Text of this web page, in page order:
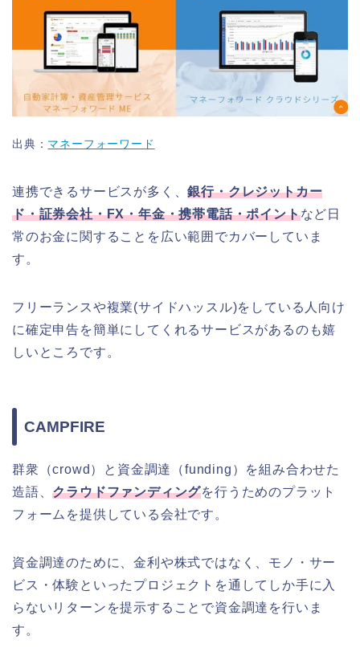
出典： マネーフォーワード
連携できるサービスが多く、銀行・クレジットカー
ド・証券会社・FX・年金・携帯電話・ポイントなど日
常のお金に関することを広い範囲でカバーしていま
す。
フリーランスや複業(サイドハッスル)をしている人向け
に確定申告を簡単にしてくれるサービスがあるのも嬉
しいところです。
CAMPFIRE
群衆（crowd）と資金調達（funding）を組み合わせた
造語、クラウドファンディングを行うためのプラット
フォームを提供している会社です。
資金調達のために、金利や株式ではなく、モノ・サー
ビス・体験といったプロジェクトを通してしか手に入
らないリターンを提示することで資金調達を行いま
す。